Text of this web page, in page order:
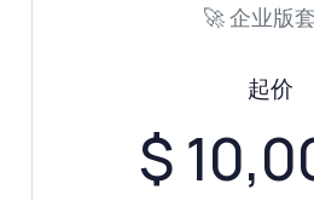
🚀 企业版
起价
$